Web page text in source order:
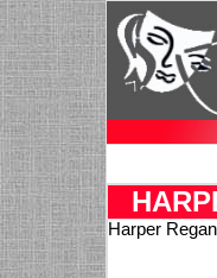
Harper